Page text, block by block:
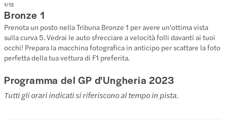
1/13
Bronze 1
Prenota un posto nella Tribuna Bronze 1 per avere un'ottima vista
sulla curva 5. Vedrai le auto sfrecciare a velocità folli davanti ai tuoi
occhi! Prepara la macchina fotografica in anticipo per scattare la foto
perfetta della tua vettura di F1 preferita.
Programma del GP d'Ungheria 2023
Tutti gli orari indicati si riferiscono al tempo in pista.